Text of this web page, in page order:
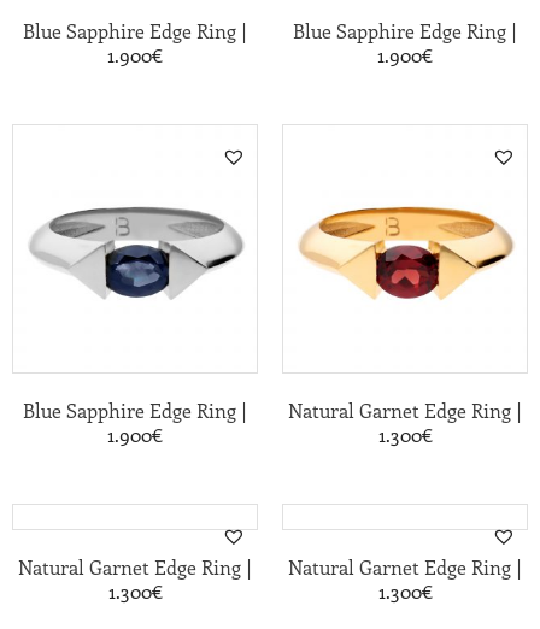
Blue Sapphire Edge Ring |
1.900€
Blue Sapphire Edge Ring |
1.900€
Blue Sapphire Edge Ring |
1.900€
Natural Garnet Edge Ring |
1.300€
Natural Garnet Edge Ring |
1.300€
Natural Garnet Edge Ring |
1.300€